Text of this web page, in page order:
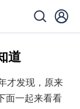
道
才发现，原来
面一起来看看